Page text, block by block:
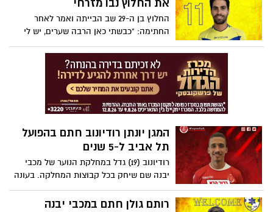
את החלוץ נבו מזרחי
החלוץ בן ה-29 שב הבייתה ואמר לאחר
החתימה: "כבשתי כאן הרבה שערים, יש לי
חיבור מצוין". אלי כהן בירך על ההחתמה
המשמעותית: "החלוץ הנכון במקום הנכון"
המגן יונתן רודיונוב חתם בהפועל
תל אביב ל-5 שנים
רודיונוב (19) גדל במחלקת הנוער של מכבי
יבנה שם שיחק בכל קבוצות המחלקה. בעונה
שעברה עלה לקבוצה הבוגרת שם תפס מקום
של קבע בהרכב שיחק ב-19 משחקים
רותם גולן חתם במכבי יבנה